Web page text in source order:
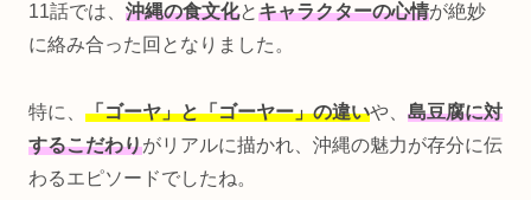
11話では、 沖縄の食文化とキャラクターの心情が絶妙
に絡み合った回となりました。
特に、 「ゴーヤ」と「ゴーヤー」の違いや、 島豆腐に対
するこだわりがリアルに描かれ、沖縄の魅力が存分に伝
わるエピソードでしたね。